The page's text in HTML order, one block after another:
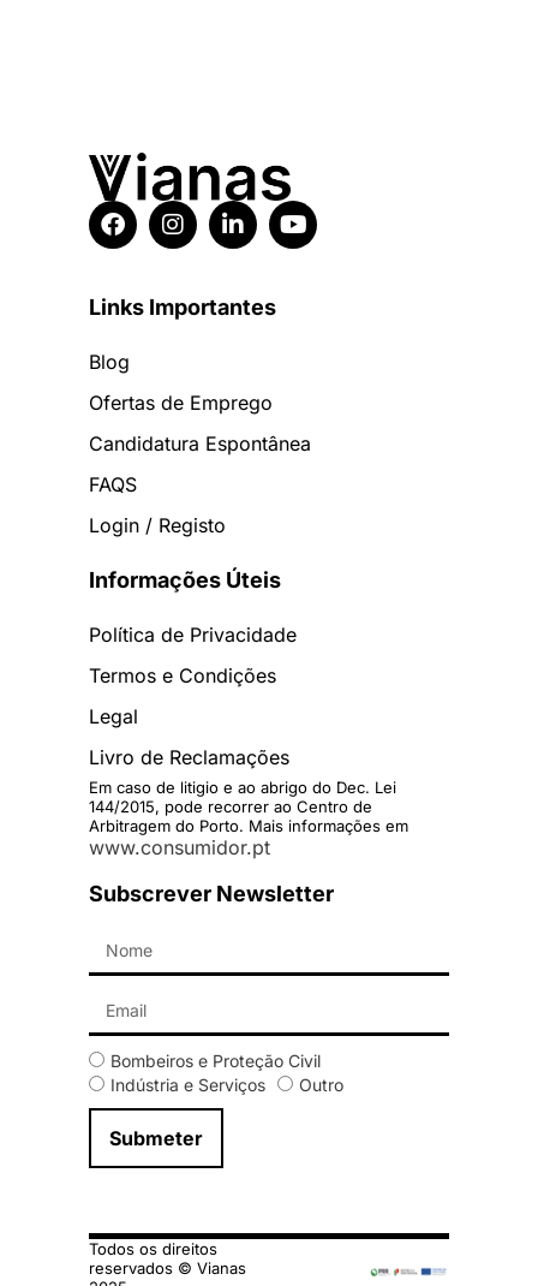
Links Importantes
Blog
Ofertas de Emprego
Candidatura Espontânea
FAQS
Login / Registo
Informações Úteis
Política de Privacidade
Termos e Condições
Legal
Livro de Reclamações
Em caso de litigio e ao abrigo do Dec. Lei
144/2015, pode recorrer ao Centro de
Arbitragem do Porto. Mais informações em
www.consumidor.pt
Subscrever Newsletter
Bombeiros e Proteção Civil
Indústria e Serviços
Outro
Submeter
Todos os direitos
reservados © Vianas